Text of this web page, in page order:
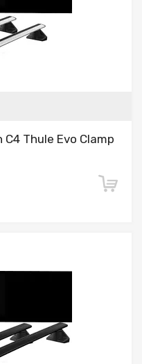
Thule Evo Clamp